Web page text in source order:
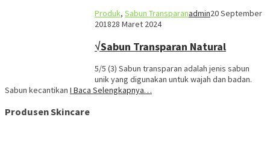
Produk, Sabun Transparanadmin20 September
201828 Maret 2024
√Sabun Transparan Natural
5/5 (3) Sabun transparan adalah jenis sabun
unik yang digunakan untuk wajah dan badan.
Sabun kecantikan I Baca Selengkapnya…
Produsen Skincare